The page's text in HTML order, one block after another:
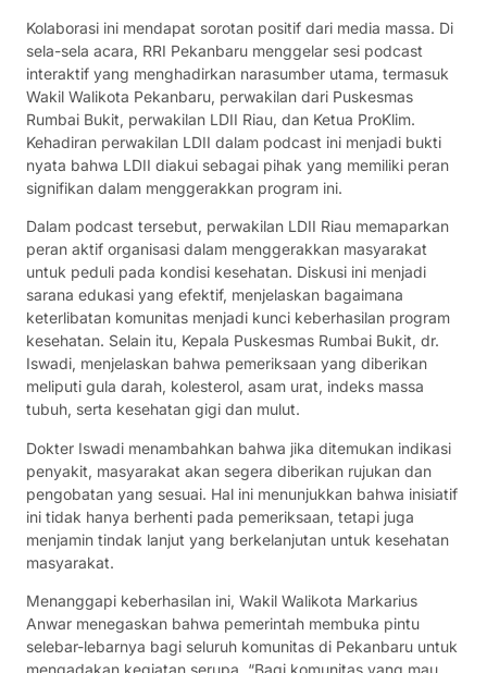
Kolaborasi ini mendapat sorotan positif dari media massa. Di
sela-sela acara, RRI Pekanbaru menggelar sesi podcast
interaktif yang menghadirkan narasumber utama, termasuk
Wakil Walikota Pekanbaru, perwakilan dari Puskesmas
Rumbai Bukit, perwakilan LDII Riau, dan Ketua ProKlim.
Kehadiran perwakilan LDII dalam podcast ini menjadi bukti
nyata bahwa LDII diakui sebagai pihak yang memiliki peran
signifikan dalam menggerakkan program ini.
Dalam podcast tersebut, perwakilan LDII Riau memaparkan
peran aktif organisasi dalam menggerakkan masyarakat
untuk peduli pada kondisi kesehatan. Diskusi ini menjadi
sarana edukasi yang efektif, menjelaskan bagaimana
keterlibatan komunitas menjadi kunci keberhasilan program
kesehatan. Selain itu, Kepala Puskesmas Rumbai Bukit, dr.
Iswadi, menjelaskan bahwa pemeriksaan yang diberikan
meliputi gula darah, kolesterol, asam urat, indeks massa
tubuh, serta kesehatan gigi dan mulut.
Dokter Iswadi menambahkan bahwa jika ditemukan indikasi
penyakit, masyarakat akan segera diberikan rujukan dan
pengobatan yang sesuai. Hal ini menunjukkan bahwa inisiatif
ini tidak hanya berhenti pada pemeriksaan, tetapi juga
menjamin tindak lanjut yang berkelanjutan untuk kesehatan
masyarakat.
Menanggapi keberhasilan ini, Wakil Walikota Markarius
Anwar menegaskan bahwa pemerintah membuka pintu
selebar-lebarnya bagi seluruh komunitas di Pekanbaru untuk
mengadakan kegiatan serupa. “Bagi komunitas yang mau